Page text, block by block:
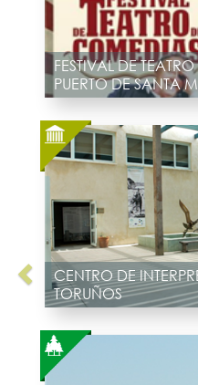
FESTIVAL DE
PUERTO DE SANTA
CENTRO DE
TORUÑOS